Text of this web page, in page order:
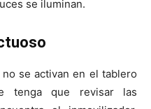
se iluminan.
se activan en el tablero
tenga que revisar las